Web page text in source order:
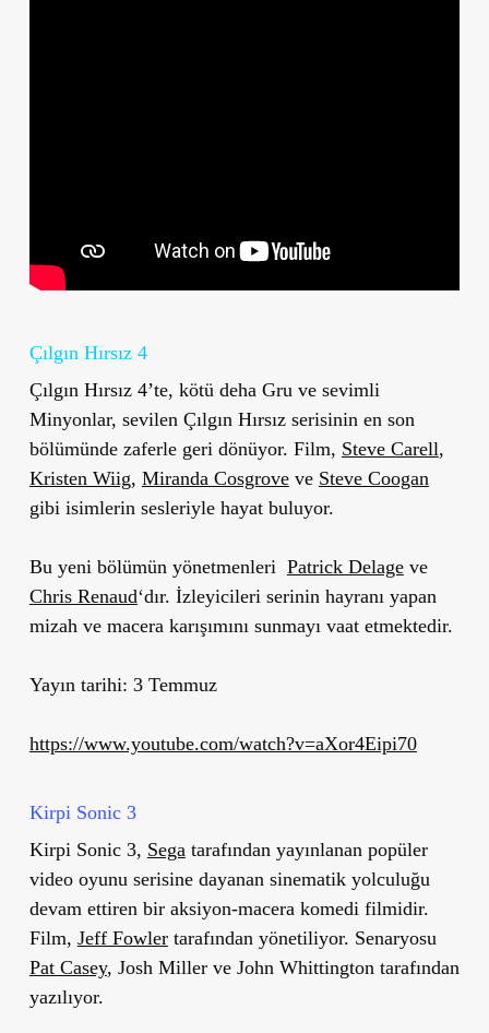
Çılgın Hırsız 4
Çılgın Hırsız 4’te, kötü deha Gru ve sevimli
Minyonlar, sevilen Çılgın Hırsız serisinin en son
bölümünde zaferle geri dönüyor. Film, Steve Carell,
Kristen Wiig, Miranda Cosgroveve Steve Coogan
gibi isimlerin sesleriyle hayat buluyor.
Bu yeni bölümün yönetmenleri Patrick Delageve
Chris Renaud‘dır. İzleyicileri serinin hayranı yapan
mizah ve macera karışımını sunmayı vaat etmektedir.
Yayın tarihi: 3 Temmuz
https://www.youtube.com/watch?v=aXor4Eipi70
Kirpi Sonic 3
Kirpi Sonic 3, Sega tarafından yayınlanan popüler
video oyunu serisine dayanan sinematik yolculuğu
devam ettiren bir aksiyon-macera komedi filmidir.
Film, Jeff Fowlertarafından yönetiliyor. Senaryosu
Pat Casey, Josh Miller ve John Whittington tarafından
yazılıyor.